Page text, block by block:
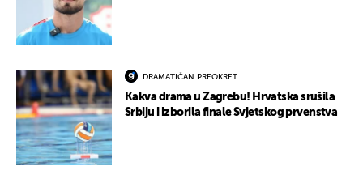
DRAMATIČAN PREOKRET
Kakva drama u Zagrebu! Hrvatska srušila
Srbiju i izborila finale Svjetskog prvenstva